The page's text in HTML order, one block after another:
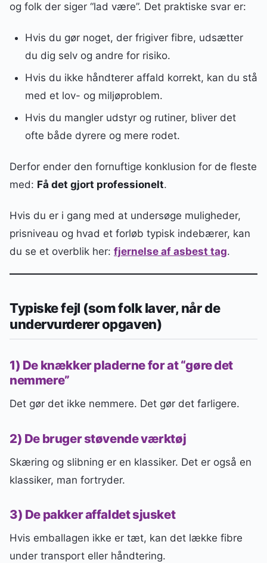
og folk der siger “lad være”. Det praktiske svar er:
Hvis du gør noget, der frigiver fibre, udsætter
du dig selv og andre for risiko.
Hvis du ikke håndterer affald korrekt, kan du stå
med et lov- og miljøproblem.
Hvis du mangler udstyr og rutiner, bliver det
ofte både dyrere og mere rodet.
Derfor ender den fornuftige konklusion for de fleste
med: Få det gjort professionelt.
Hvis du er i gang med at undersøge muligheder,
prisniveau og hvad et forløb typisk indebærer, kan
du se et overblik her: fjernelse af asbest tag.
Typiske fejl (som folk laver, når de
undervurderer opgaven)
1) De knækker pladerne for at “gøre det
nemmere”
Det gør det ikke nemmere. Det gør det farligere.
2) De bruger støvende værktøj
Skæring og slibning er en klassiker. Det er også en
klassiker, man fortryder.
3) De pakker affaldet sjusket
Hvis emballagen ikke er tæt, kan det lække fibre
under transport eller håndtering.